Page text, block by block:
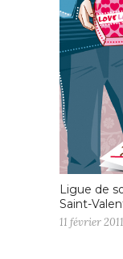
Ligue de
Saint-
11 février 2011